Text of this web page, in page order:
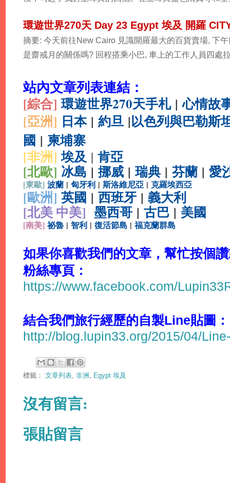
環遊世界270天 Day 23 Egypt 埃及 開羅
摘要: 今天前往New Cairo 見識開羅最大的百貨賣場, 下
是齋戒月的關係嗎? 回程搭乘小巴, 車上的工作人員四處
站內文章列表連結：
[綜合] 環遊世界270天手札|心情故
[亞洲] 日本 | 約旦 |以色列與巴勒斯
國 | 柬埔寨
[非洲]埃及 | 肯亞
[北歐] 冰島 | 挪威 | 瑞典 | 芬蘭 | 愛
[東歐] 波蘭 | 匈牙利 | 斯洛維尼亞 | 克羅埃西亞
[歐洲] 英國 | 西班牙 | 義大利
[北美 中美] 墨西哥 | 古巴 | 美國
[南美] 祕魯 | 智利 | 復活節島 | 福克蘭群島
如果你喜歡我們的文章，幫忙按個
粉絲專頁：
https://www.facebook.com/
結合我們旅行經歷的自製Line貼圖：
http://blog.lupin33.org/2015/04/
標籤： 文章列表 非洲 Egypt 埃及
沒有留言:
張貼留言